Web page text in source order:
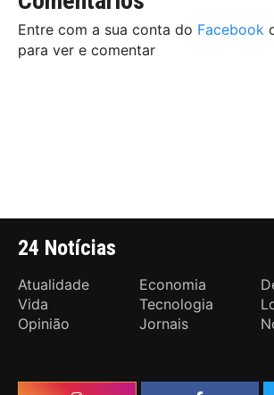
Entre com a sua conta do Facebook
para ver e comentar
24 Notícias
Atualidade Economia
Vida
Tecnologia
Opinião
Jornais